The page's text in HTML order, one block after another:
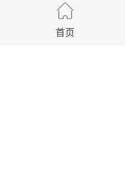
在清洗软膜天花时，有几点实
首页